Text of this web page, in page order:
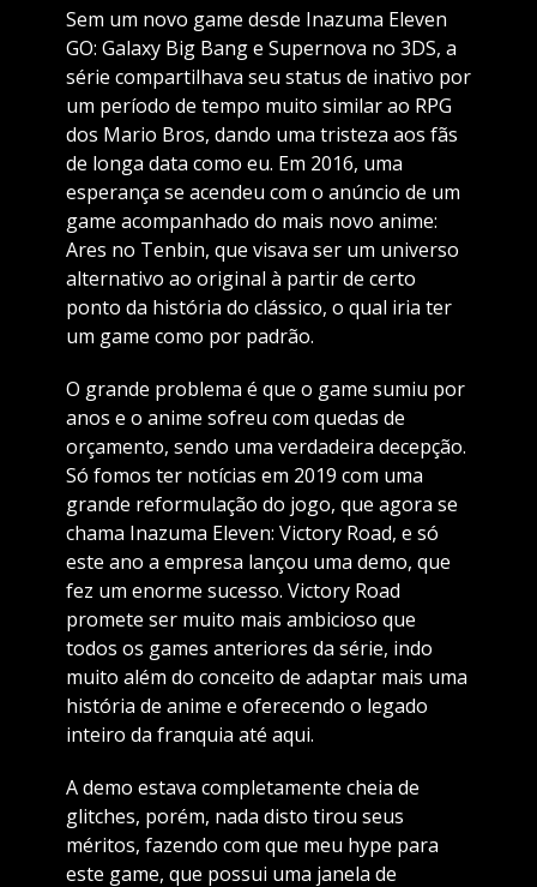
Sem um novo game desde Inazuma Eleven
GO: Galaxy Big Bang e Supernova no 3DS, a
série compartilhava seu status de inativo por
um período de tempo muito similar ao RPG
dos Mario Bros, dando uma tristeza aos fãs
de longa data como eu. Em 2016, uma
esperança se acendeu com o anúncio de um
game acompanhado do mais novo anime:
Ares no Tenbin, que visava ser um universo
alternativo ao original à partir de certo
ponto da história do clássico, o qual iria ter
um game como por padrão.
O grande problema é que o game sumiu por
anos e o anime sofreu com quedas de
orçamento, sendo uma verdadeira decepção.
Só fomos ter notícias em 2019 com uma
grande reformulação do jogo, que agora se
chama Inazuma Eleven: Victory Road, e só
este ano a empresa lançou uma demo, que
fez um enorme sucesso. Victory Road
promete ser muito mais ambicioso que
todos os games anteriores da série, indo
muito além do conceito de adaptar mais uma
história de anime e oferecendo o legado
inteiro da franquia até aqui.
A demo estava completamente cheia de
glitches, porém, nada disto tirou seus
méritos, fazendo com que meu hype para
este game, que possui uma janela de